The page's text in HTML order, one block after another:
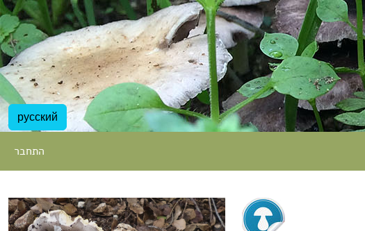
русский
התחבר